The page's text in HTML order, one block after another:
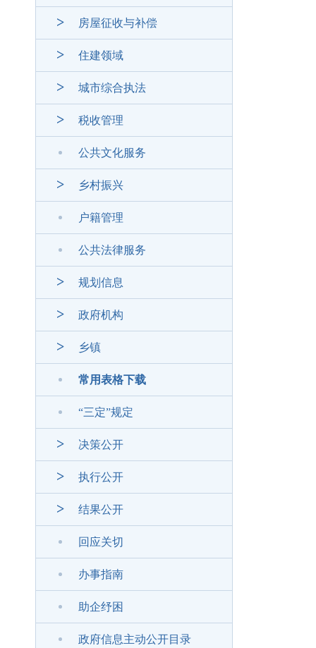
房屋征收与补偿
住建领域
城市综合执法
税收管理
公共文化服务
乡村振兴
户籍管理
公共法律服务
规划信息
政府机构
乡镇
常用表格下载
“三定”规定
决策公开
执行公开
结果公开
回应关切
办事指南
助企纾困
政府信息主动公开目录